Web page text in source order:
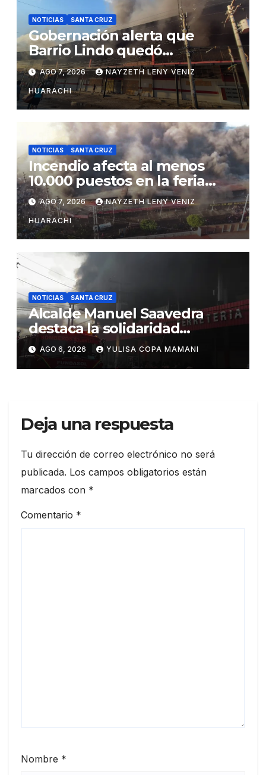
NOTICIAS SANTA CRUZ
Gobernación alerta que
Barrio Lindo quedó
inutilizable
AGO 7, 2026 NAYZETH LENY VENIZ
HUARACHI
NOTICIAS SANTA CRUZ
Incendio afecta al menos
10.000 puestos en la feria
Barrio Lindo
AGO 7, 2026 NAYZETH LENY VENIZ
HUARACHI
NOTICIAS SANTA CRUZ
Alcalde Manuel Saavedra
destaca la solidaridad
durante la emergencia en
Barrio Lindo
AGO 6, 2026 YULISA COPA MAMANI
Deja una respuesta
Tu dirección de correo electrónico no será
publicada. Los campos obligatorios están
marcados con *
Comentario *
Nombre *